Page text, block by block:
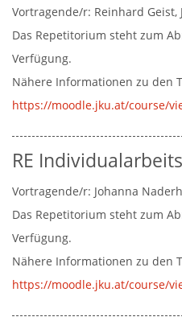
Vortragende/r: Reinhard Geist
Das Repetitorium steht zum
Verfügung.
Nähere Informationen zu den
https://moodle.jku.at/course/
RE
Vortragende/r: Johanna
Das Repetitorium steht zum
Verfügung.
Nähere Informationen zu den
https://moodle.jku.at/course/